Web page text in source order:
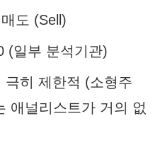
매도 (Sell)
(일부 분석기관)
극히 제한적 (소형주
애널리스트가 거의 없